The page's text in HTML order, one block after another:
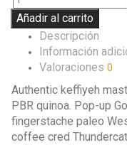
Añadir al carrito
Descripción
Información
Valoraciones 0
Authentic keffiyeh
PBR quinoa. Pop-up
fingerstache paleo
coffee cred